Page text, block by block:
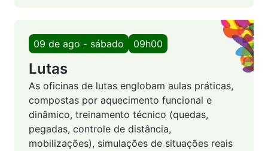
09 de ago - sábado 09h00
Lutas
As oficinas de lutas englobam aulas práticas,
compostas por aquecimento funcional e
dinâmico, treinamento técnico (quedas,
pegadas, controle de distância,
mobilizações), simulações de situações reais